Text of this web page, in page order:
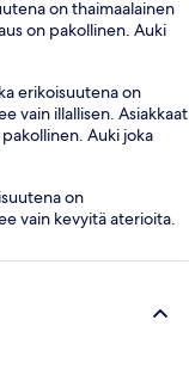
on thaimaalainen
on pakollinen. Auki
erikoisuutena on
vain illallisen. Asiakkaat
Auki joka
on
vain kevyitä aterioita.